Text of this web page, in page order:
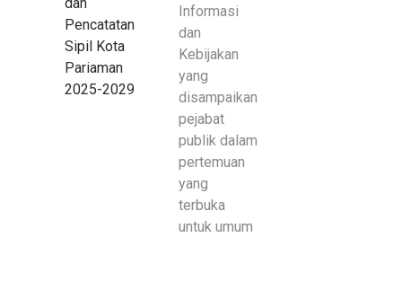
Pencatatan
Sipil Kota
Pariaman
2025-2029
Informasi
dan
Kebijakan
yang
disampaikan
pejabat
publik dalam
pertemuan
yang
terbuka
untuk umum